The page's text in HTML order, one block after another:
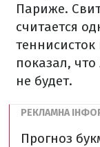
Париже.
считается
теннисисток
показал,
не будет.
Прогноз